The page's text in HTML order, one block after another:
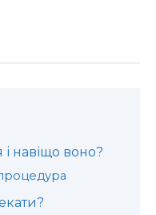
навіщо воно?